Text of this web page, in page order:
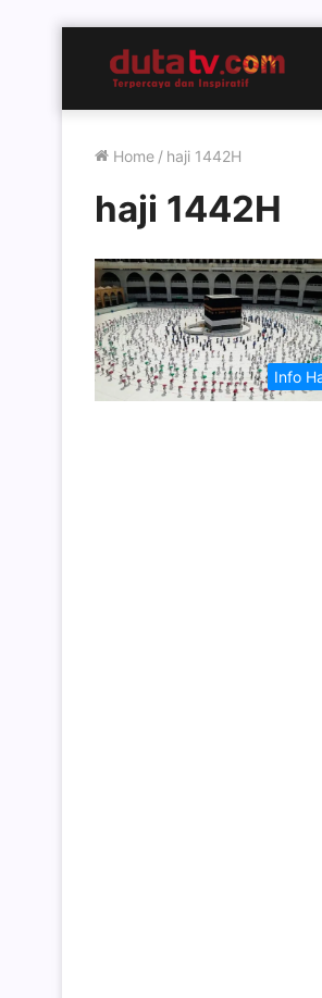
Home / haji 1442H
haji 1442H
Info